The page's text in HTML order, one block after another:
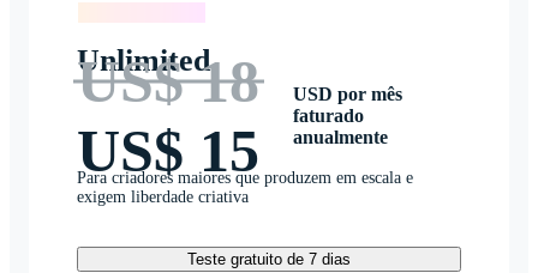
Unlimited
US$ 18
US$ 15
USD por mês
faturado
anualmente
Para criadores maiores que produzem em escala e
exigem liberdade criativa
Teste gratuito de 7 dias